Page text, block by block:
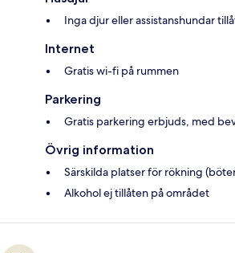
Inga djur eller assistanshundar
Internet
Gratis wi-fi på rummen
Parkering
Gratis parkering erbjuds, med
Övrig information
Särskilda platser för rökning
Alkohol ej tillåten på området